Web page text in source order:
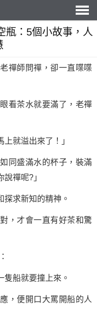
導
瓶：5個小故事，人
師問禪，卻一直喋喋
茶水就要滿了，老禪
就溢出來了！」
盛滿水的杯子，裝滿
禪呢?」
求新知的精神。
才會一直有好茶和驚
船就要撞上來。
便開口大罵開船的人